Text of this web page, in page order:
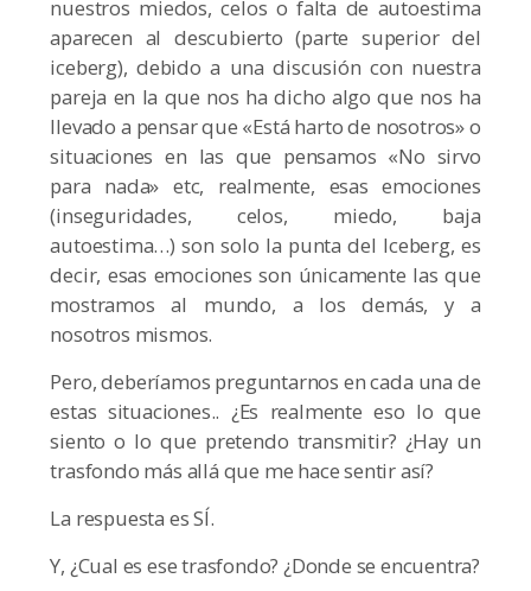
nuestros miedos, celos o falta de autoestima
aparecen al descubierto (parte superior del
iceberg), debido a una discusión con nuestra
pareja en la que nos ha dicho algo que nos ha
llevado a pensar que «Está harto de nosotros» o
situaciones en las que pensamos «No sirvo
para nada» etc, realmente, esas emociones
(inseguridades, celos, miedo, baja
autoestima…) son solo la punta del Iceberg, es
decir, esas emociones son únicamente las que
mostramos al mundo, a los demás, y a
nosotros mismos.
Pero, deberíamos preguntarnos en cada una de
estas situaciones.. ¿Es realmente eso lo que
siento o lo que pretendo transmitir? ¿Hay un
trasfondo más allá que me hace sentir así?
La respuesta es SÍ.
Y, ¿Cual es ese trasfondo? ¿Donde se encuentra?